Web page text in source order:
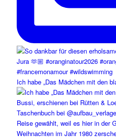
Ich habe „Das Mädchen mit den